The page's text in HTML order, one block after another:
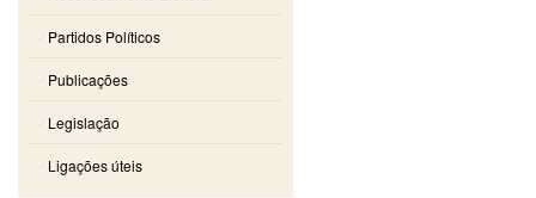
Partidos Políticos
Publicações
Legislação
Ligações úteis